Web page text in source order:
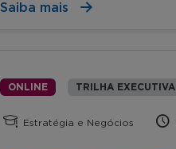
Saiba mais
ONLINE TRILHA EXECUTIVA
Estratégia e Negócios